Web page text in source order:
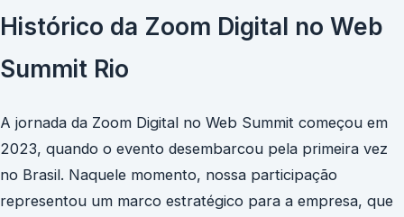
Histórico da Zoom Digital no Web
Summit Rio
A jornada da Zoom Digital no Web Summit começou em
2023, quando o evento desembarcou pela primeira vez
no Brasil. Naquele momento, nossa participação
representou um marco estratégico para a empresa, que